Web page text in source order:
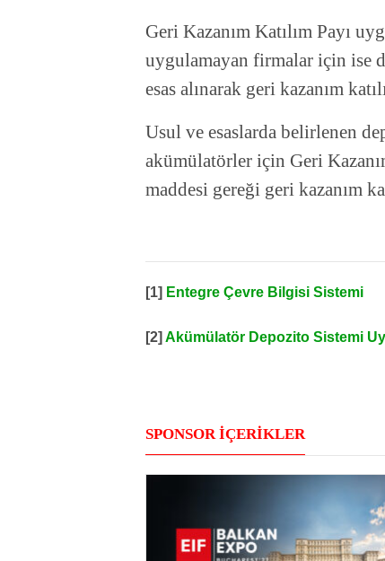
Geri Kazanım Katılım Payı
uygulamayan firmalar için ise
esas alınarak geri kazanım
Usul ve esaslarda belirlenen
akümülatörler için Geri
maddesi gereği geri kazanım
[1] Entegre Çevre Bilgisi Sistemi
[2] Akümülatör Depozito Sistemi
SPONSOR İÇERİKLER